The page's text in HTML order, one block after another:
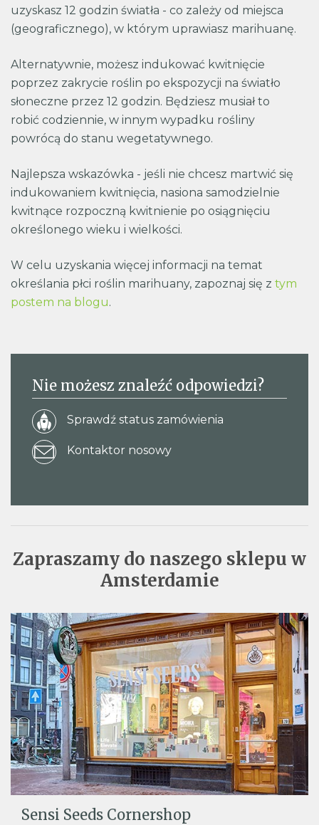
uzyskasz 12 godzin światła - co zależy od miejsca
(geograficznego), w którym uprawiasz marihuanę.
Alternatywnie, możesz indukować kwitnięcie
poprzez zakrycie roślin po ekspozycji na światło
słoneczne przez 12 godzin. Będziesz musiał to
robić codziennie, w innym wypadku rośliny
powrócą do stanu wegetatywnego.
Najlepsza wskazówka - jeśli nie chcesz martwić się
indukowaniem kwitnięcia, nasiona samodzielnie
kwitnące rozpoczną kwitnienie po osiągnięciu
określonego wieku i wielkości.
W celu uzyskania więcej informacji na temat
określania płci roślin marihuany, zapoznaj się z tym
postem na blogu.
Nie możesz znaleźć odpowiedzi?
Sprawdź status zamówienia
Kontaktor nosowy
Zapraszamy do naszego sklepu w
Amsterdamie
Sensi Seeds Cornershop